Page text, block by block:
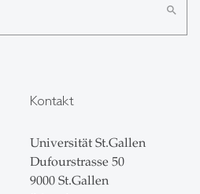
search
Kontakt
Universität St.Gallen
Dufourstrasse 50
9000 St.Gallen